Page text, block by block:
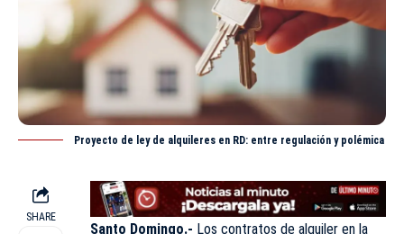
Proyecto de ley de alquileres en RD: entre regulación y polémica
SHARE
Santo Domingo.- Los contratos de alquiler en la